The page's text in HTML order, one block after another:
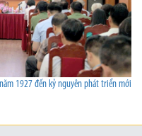
1927 đến kỷ nguyên phát triển mới